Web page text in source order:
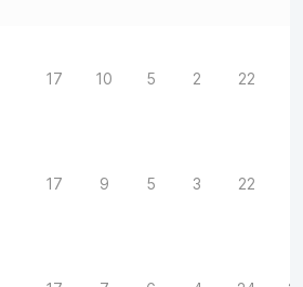
17 10 5 2 22
17 9 5 3 22